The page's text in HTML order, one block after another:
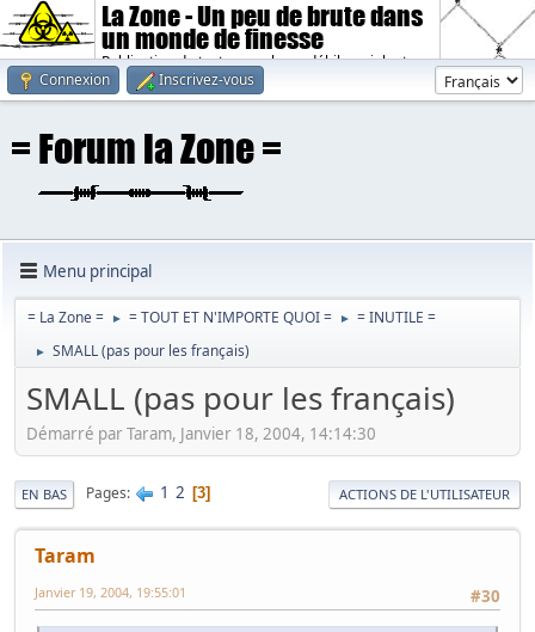
La Zone - Un peu de brute dans
un monde de finesse
Publication de textes sombres, débiles, violents.
Connexion
Inscrivez-vous
Menu principal
= La Zone = ► = TOUT ET N'IMPORTE QUOI = ► = INUTILE =
► SMALL (pas pour les français)
SMALL (pas pour les français)
Démarré par Taram, Janvier 18, 2004, 14:14:30
EN BAS Pages 1 2 3 ACTIONS DE L'UTILISATEUR
Taram
#30
Janvier 19, 2004, 19:55:01